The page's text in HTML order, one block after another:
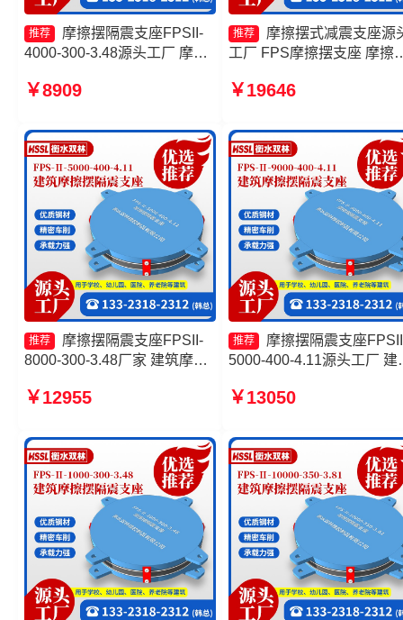
推荐
摩擦摆隔震支座FPSII-
4000-300-3.48源头工厂 摩擦
3.81厂家 摩擦摆隔震支座
家 建筑摩擦隔震支座价格
￥8909
推荐
摩擦摆式减震支座源
工厂 FPS摩擦摆支座 摩擦
3.48厂家 建筑隔震摩擦摆
￥19646
推荐
摩擦摆隔震支座FPSII-
8000-300-3.48厂家 建筑摩擦
隔震支座FPSII-9000-400-
FPSII-5000-400-4.11厂家
￥12955
推荐
摩擦摆隔震支座
5000-400-4.11源头工厂 建
支座-15.0ZX支座的生产厂
家
￥13050